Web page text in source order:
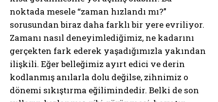
noktada mesele “zaman hızlandı mı?”
sorusundan biraz daha farklı bir yere evriliyor.
Zamanı nasıl deneyimlediğimiz, ne kadarını
gerçekten fark ederek yaşadığımızla yakından
ilişkili. Eğer belleğimiz ayırt edici ve derin
kodlanmış anılarla dolu değilse, zihnimiz o
dönemi sıkıştırma eğilimindedir. Belki de son